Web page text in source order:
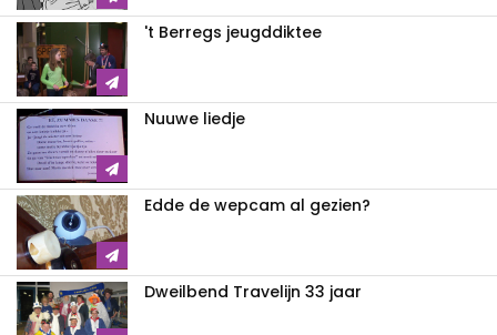
't Berregs jeugddiktee
Nuuwe liedje
Edde de wepcam al gezien?
Dweilbend Travelijn 33 jaar